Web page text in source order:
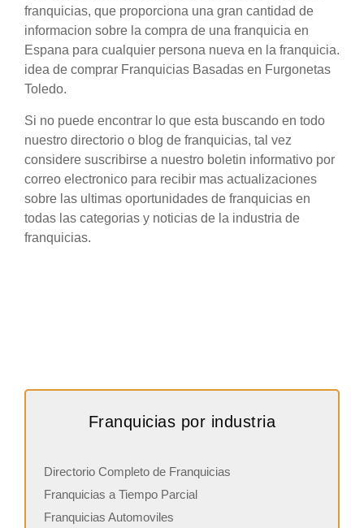
franquicias, que proporciona una gran cantidad de
informacion sobre la compra de una franquicia en
Espana para cualquier persona nueva en la franquicia.
idea de comprar Franquicias Basadas en Furgonetas
Toledo.
Si no puede encontrar lo que esta buscando en todo
nuestro directorio o blog de franquicias, tal vez
considere suscribirse a nuestro boletin informativo por
correo electronico para recibir mas actualizaciones
sobre las ultimas oportunidades de franquicias en
todas las categorias y noticias de la industria de
franquicias.
Franquicias por industria
Directorio Completo de Franquicias
Franquicias a Tiempo Parcial
Franquicias Automoviles